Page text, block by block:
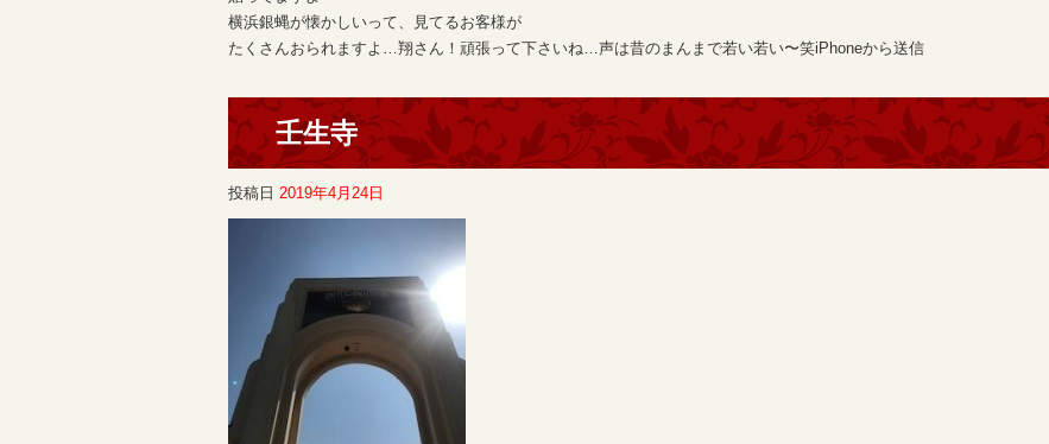
横浜銀蝿が懐かしいって、見てるお客様が
たくさんおられますよ…翔さん！頑張って下さいね…声は昔のまんまで若い若い〜笑iPhoneから送信
壬生寺
投稿日 2019年4月24日